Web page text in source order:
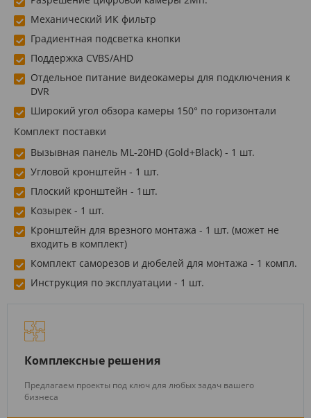
Механический ИК фильтр
Градиентная подсветка кнопки
Поддержка CVBS/AHD
Отдельное питание видеокамеры для подключения к
DVR
Широкий угол обзора камеры 150° по горизонтали
Комплект поставки
Вызывная панель ML-20HD (Gold+Black) - 1 шт.
Угловой кронштейн - 1 шт.
Плоский кронштейн - 1шт.
Козырек - 1 шт.
Кронштейн для врезного монтажа - 1 шт. (может не
входить в комплект)
Комплект саморезов и дюбелей для монтажа - 1 компл.
Инструкция по эксплуатации - 1 шт.
Комплексные решения
Предлагаем проекты под ключ для любых задач вашего
бизнеса